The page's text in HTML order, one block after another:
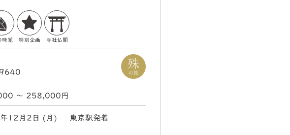
味覚 特別企画 寺社仏閣
〜 258,000円
12月2日 (月) 東京駅発着